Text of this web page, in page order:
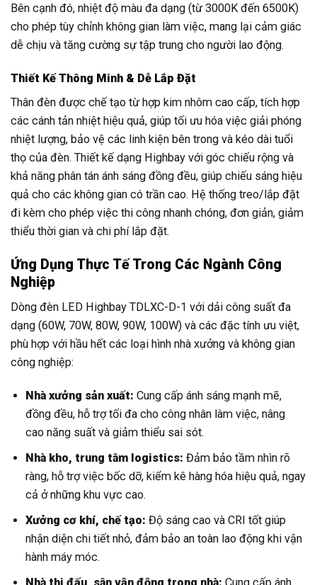
Bên cạnh đó, nhiệt độ màu đa dạng (từ 3000K đến 6500K)
cho phép tùy chỉnh không gian làm việc, mang lại cảm giác
dễ chịu và tăng cường sự tập trung cho người lao động.
Thiết Kế Thông Minh & Dễ Lắp Đặt
Thân đèn được chế tạo từ hợp kim nhôm cao cấp, tích hợp
các cánh tản nhiệt hiệu quả, giúp tối ưu hóa việc giải phóng
nhiệt lượng, bảo vệ các linh kiện bên trong và kéo dài tuổi
thọ của đèn. Thiết kế dạng Highbay với góc chiếu rộng và
khả năng phân tán ánh sáng đồng đều, giúp chiếu sáng hiệu
quả cho các không gian có trần cao. Hệ thống treo/lắp đặt
đi kèm cho phép việc thi công nhanh chóng, đơn giản, giảm
thiểu thời gian và chi phí lắp đặt.
Ứng Dụng Thực Tế Trong Các Ngành Công
Nghiệp
Dòng đèn LED Highbay TDLXC-D-1 với dải công suất đa
dạng (60W, 70W, 80W, 90W, 100W) và các đặc tính ưu việt,
phù hợp với hầu hết các loại hình nhà xưởng và không gian
công nghiệp:
Nhà xưởng sản xuất: Cung cấp ánh sáng mạnh mẽ,
đồng đều, hỗ trợ tối đa cho công nhân làm việc, nâng
cao năng suất và giảm thiểu sai sót.
Nhà kho, trung tâm logistics: Đảm bảo tầm nhìn rõ
ràng, hỗ trợ việc bốc dỡ, kiểm kê hàng hóa hiệu quả, ngay
cả ở những khu vực cao.
Xưởng cơ khí, chế tạo: Độ sáng cao và CRI tốt giúp
nhận diện chi tiết nhỏ, đảm bảo an toàn lao động khi vận
hành máy móc.
Nhà thi đấu, sân vận động trong nhà: Cung cấp ánh